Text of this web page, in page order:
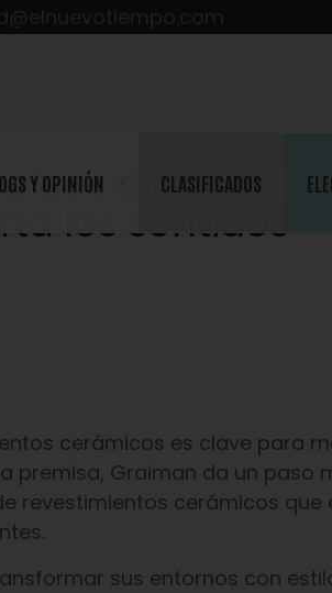
Y OPINIÓN CLASIFICADOS
con
los sentidos
cerámicos es clave para
premisa, Graiman da un paso
revestimientos cerámicos que
sus entornos con